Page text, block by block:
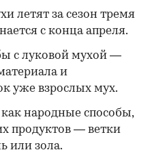
летят за сезон тремя
с конца апреля.
с луковой мухой —
и
уже взрослых мух.
народные способы,
продуктов — ветки
или зола.